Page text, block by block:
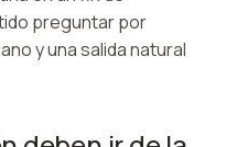
preguntar por
y una salida natural